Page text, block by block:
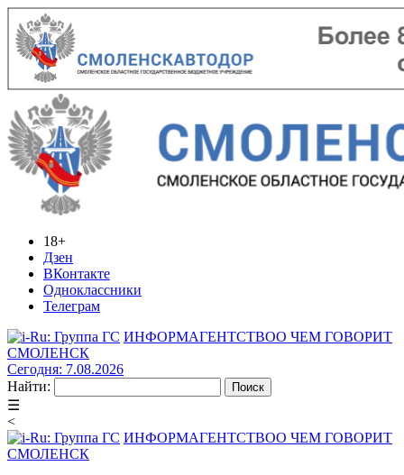
18+
Дзен
ВКонтакте
Одноклассники
Телеграм
ИНФОРМАГЕНТСТВОО ЧЕМ ГОВОРИТ
СМОЛЕНСК
Сегодня: 7.08.2026
Найти:
☰
<
ИНФОРМАГЕНТСТВОО ЧЕМ ГОВОРИТ
СМОЛЕНСК